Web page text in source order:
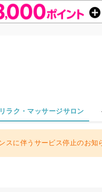
リラク・マッサージサロン
スに伴うサービス停止のお